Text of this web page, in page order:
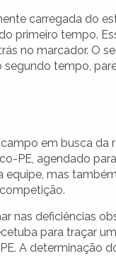
carregada do
primeiro tempo.
no marcador. O
tempo,
em busca da
PE, agendado para
equipe, mas
nas deficiências
para traçar
A determinação